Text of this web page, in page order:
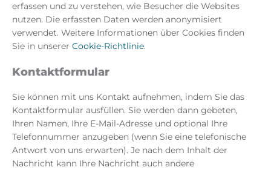
erfassen und zu verstehen, wie Besucher die Websites
nutzen. Die erfassten Daten werden anonymisiert
verwendet. Weitere Informationen über Cookies finden
Sie in unserer Cookie-Richtlinie.
Kontaktformular
Sie können mit uns Kontakt aufnehmen, indem Sie das
Kontaktformular ausfüllen. Sie werden dann gebeten,
Ihren Namen, Ihre E-Mail-Adresse und optional Ihre
Telefonnummer anzugeben (wenn Sie eine telefonische
Antwort von uns erwarten). Je nach dem Inhalt der
Nachricht kann Ihre Nachricht auch andere